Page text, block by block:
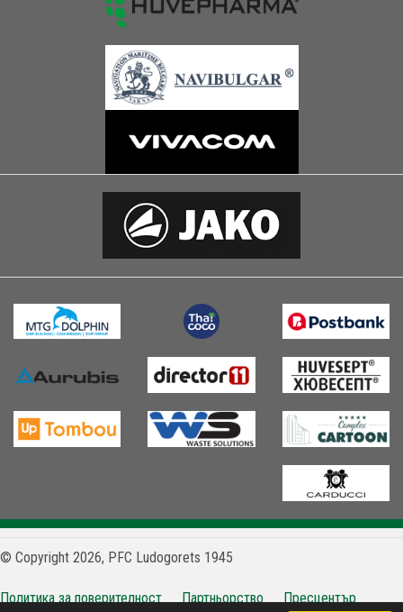
© Copyright 2026, PFC Ludogorets 1945
Политика за поверителност Партньорство
Пресцентър